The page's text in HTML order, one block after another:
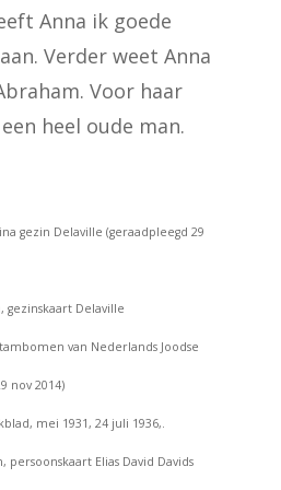
Anna ik goede
Verder weet Anna
Voor haar
heel oude man.
gezin Delaville (geraadpleegd 29
gezinskaart Delaville
van Nederlands Joodse
nov 2014)
mei 1931, 24 juli 1936,.
persoonskaart Elias David Davids